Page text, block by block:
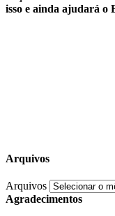
isso e ainda ajudará o
Arquivos
Arquivos
Agradecimentos